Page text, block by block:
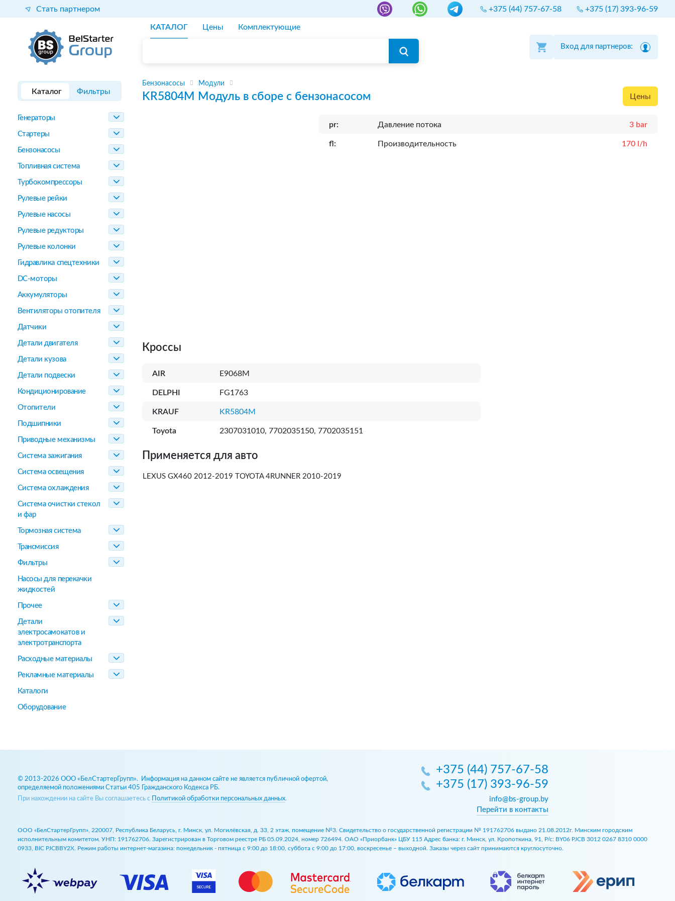
Стать партнером +375 (44) 757-67-58 +375 (17) 393-96-59
КАТАЛОГ Цены Комплектующие
Вход для партнеров:
Каталог Фильтры
Генераторы
Стартеры
Бензонасосы
Топливная система
Турбокомпрессоры
Рулевые рейки
Рулевые насосы
Рулевые редукторы
Рулевые колонки
Гидравлика спецтехники
DC-моторы
Аккумуляторы
Вентиляторы отопителя
Датчики
Детали двигателя
Детали кузова
Детали подвески
Кондиционирование
Отопители
Подшипники
Приводные механизмы
Система зажигания
Система освещения
Система охлаждения
Система очистки стекол
и фар
Тормозная система
Трансмиссия
Фильтры
Насосы для перекачки
жидкостей
Прочее
Детали
электросамокатов и
электротранспорта
Расходные материалы
Рекламные материалы
Каталоги
Оборудование
Бензонасосы Модули
KR5804M Модуль в сборе с бензонасосом Цены
pr: Давление потока 3 bar
fl: Производительность 170 l/h
Кроссы
AIR E9068M
DELPHI FG1763
KRAUF KR5804M
Toyota 2307031010, 7702035150, 7702035151
Применяется для авто
LEXUS GX460 2012-2019 TOYOTA 4RUNNER 2010-2019
© 2013-2026 ООО «БелСтартерГрупп». Информация на данном сайте не является публичной офертой,
определяемой положениями Статьи 405 Гражданского Кодекса РБ.
При нахождении на сайте Вы соглашаетесь с
Политикой обработки персональных данных.
+375 (44) 757-67-58
+375 (17) 393-96-59
info@bs-group.by
Перейти в контакты
ООО «БелСтартерГрупп», 220007, Республика Беларусь, г. Минск, ул. Могилёвская, д. 33, 2 этаж, помещение №3. Свидетельство о государственной регистрации № 191762706 выдано 21.08.2012г. Минским городским
исполнительным комитетом. УНП: 191762706. Зарегистрирован в Торговом реестре РБ 05.09.2024, номер 726494. ОАО «Приорбанк» ЦБУ 115 Адрес банка: г. Минск, ул. Кропоткина, 91, Р/с: BY06 PJCB 3012 0267 8310 0000
0933, BIC PJCBBY2X. Режим работы интернет-магазина: понедельник - пятница с 9:00 до 18:00, суббота с 9:00 до 17:00, воскресенье – выходной. Заказы через сайт принимаются круглосуточно.